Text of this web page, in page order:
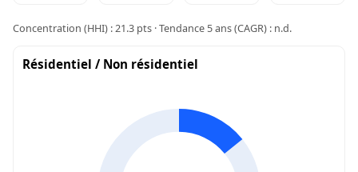
Concentration (HHI) : 21.3 pts · Tendance 5 ans (CAGR) : n.d.
Résidentiel / Non résidentiel